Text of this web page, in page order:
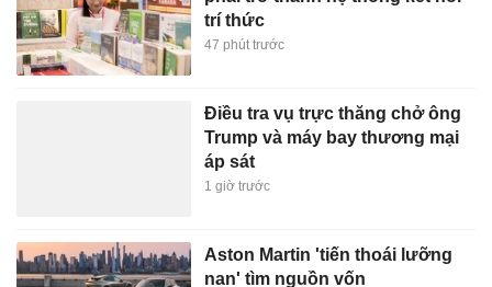
trí thức
47 phút trước
Điều tra vụ trực thăng chở ông
Trump và máy bay thương mại
áp sát
1 giờ trước
Aston Martin 'tiến thoái lưỡng
nan' tìm nguồn vốn